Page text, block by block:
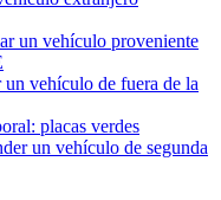
un vehículo proveniente
un vehículo de fuera de la
placas verdes
un vehículo de segunda